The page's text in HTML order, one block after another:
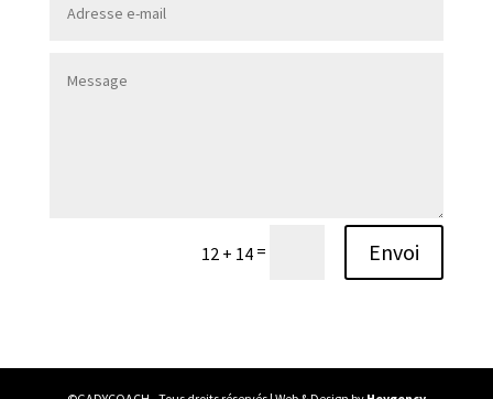
12 + 14 = Envoi